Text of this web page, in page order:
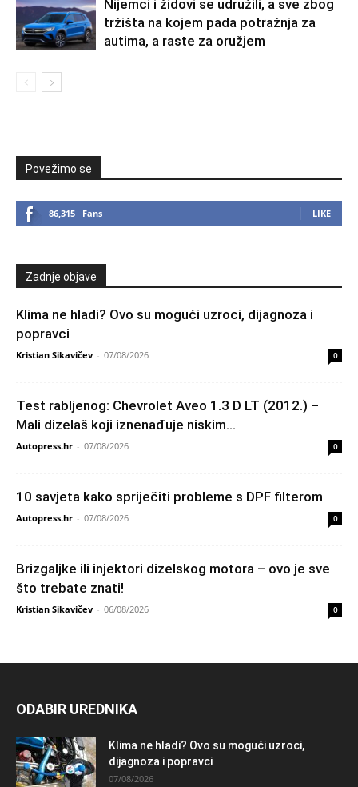
Nijemci i židovi se udružili, a sve zbog
tržišta na kojem pada potražnja za
autima, a raste za oružjem
Povežimo se
86,315 Fans LIKE
Zadnje objave
Klima ne hladi? Ovo su mogući uzroci, dijagnoza i
popravci
Kristian Sikavičev - 07/08/2026 0
Test rabljenog: Chevrolet Aveo 1.3 D LT (2012.) –
Mali dizelaš koji iznenađuje niskim...
Autopress.hr - 07/08/2026 0
10 savjeta kako spriječiti probleme s DPF filterom
Autopress.hr - 07/08/2026 0
Brizgaljke ili injektori dizelskog motora – ovo je sve
što trebate znati!
Kristian Sikavičev - 06/08/2026 0
ODABIR UREDNIKA
Klima ne hladi? Ovo su mogući uzroci,
dijagnoza i popravci
07/08/2026